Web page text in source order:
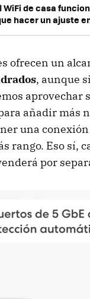
WiFi de casa
hacer un ajuste
ofrecen un
, aunque
aprovechar
añadir más
una
rango. Eso sí,
por